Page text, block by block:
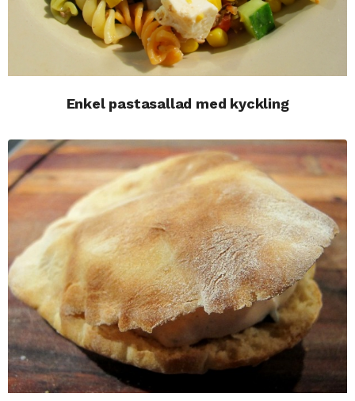
Enkel pastasallad med kyckling